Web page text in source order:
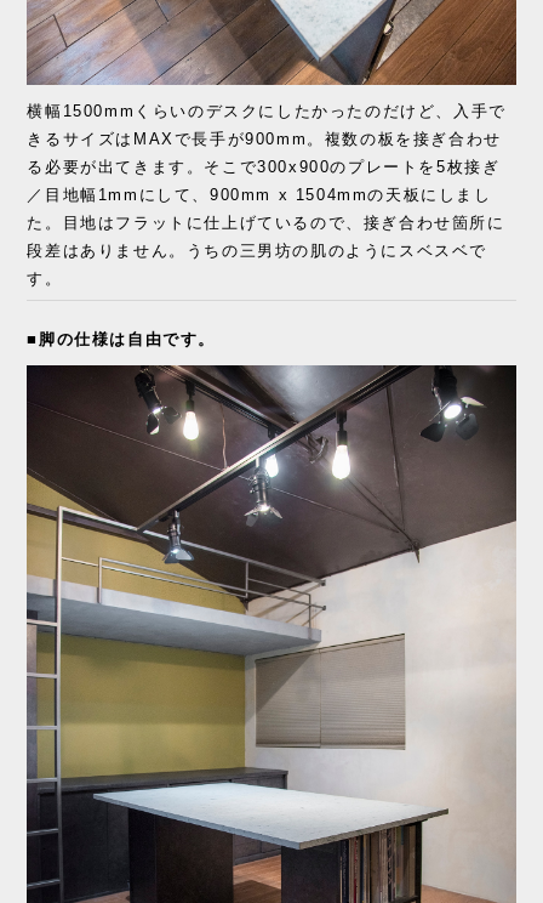
横幅1500mmくらいのデスクにしたかったのだけど、入手で
きるサイズはMAXで長手が900mm。複数の板を接ぎ合わせ
る必要が出てきます。そこで300x900のプレートを5枚接ぎ
／目地幅1mmにして、900mm x 1504mmの天板にしまし
た。目地はフラットに仕上げているので、接ぎ合わせ箇所に
段差はありません。うちの三男坊の肌のようにスベスベで
す。
■脚の仕様は自由です。